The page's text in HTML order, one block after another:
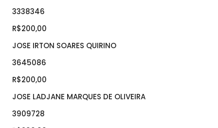
3338346
R$200,00
JOSE IRTON SOARES QUIRINO
3645086
R$200,00
JOSE LADJANE MARQUES DE OLIVEIRA
3909728